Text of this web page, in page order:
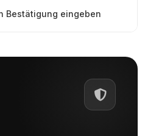
Bestätigung eingeben